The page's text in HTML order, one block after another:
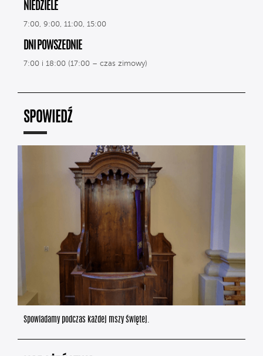
NIEDZIELE
7:00, 9:00, 11:00, 15:00
DNI POWSZEDNIE
7:00 i 18:00 (17:00 – czas zimowy)
SPOWIEDŹ
Spowiadamy podczas każdej mszy świętej.